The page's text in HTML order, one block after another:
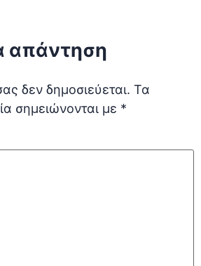
απάντηση
δεν δημοσιεύεται. Τα
σημειώνονται με *